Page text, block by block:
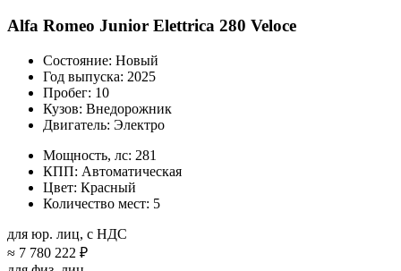
Alfa Romeo Junior Elettrica 280 Veloce
Состояние: Новый
Год выпуска: 2025
Пробег: 10
Кузов: Внедорожник
Двигатель: Электро
Мощность, лс: 281
КПП: Автоматическая
Цвет: Красный
Количество мест: 5
для юр. лиц, с НДС
≈ 7 780 222 ₽